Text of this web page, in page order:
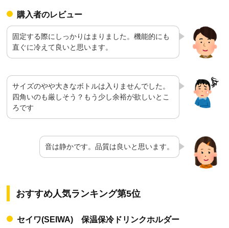
購入者のレビュー
固定する際にしっかりはまりました。機能的にも
直ぐに冷えて良いと思います。
サイズのやや大きなボトルは入りませんでした。
四角いのも厳しそう？もう少し余裕が欲しいとこ
ろです
音は静かです。品質は良いと思います。
おすすめ人気ランキング第5位
セイワ(SEIWA) 保温保冷ドリンクホルダー